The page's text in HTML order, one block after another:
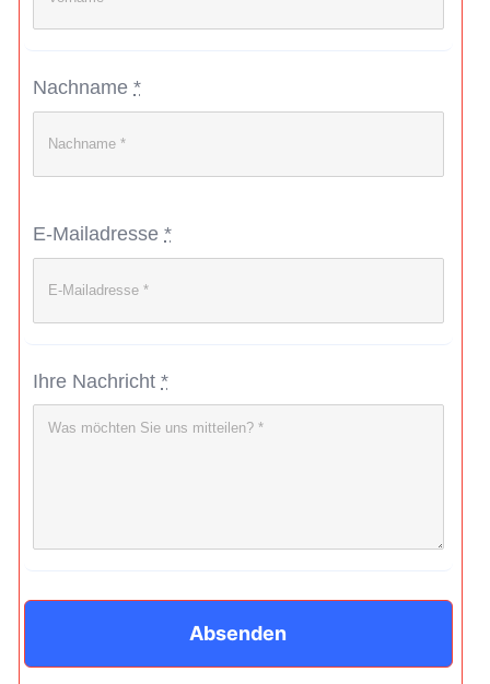
Nachname*
E-Mailadresse*
Ihre Nachricht*
Absenden